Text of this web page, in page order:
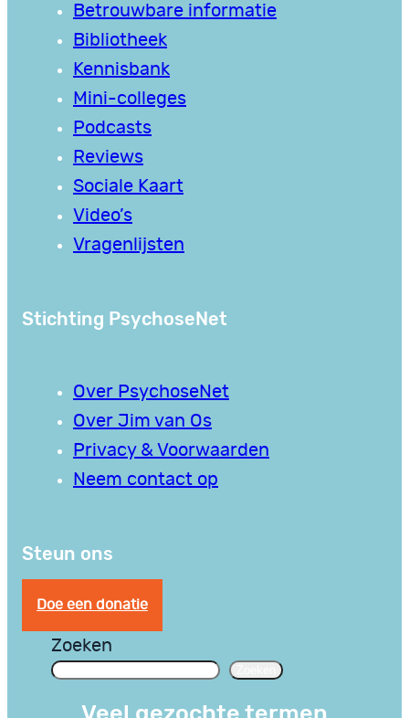
Betrouwbare informatie
Bibliotheek
Kennisbank
Mini-colleges
Podcasts
Reviews
Sociale Kaart
Video’s
Vragenlijsten
Stichting PsychoseNet
Over PsychoseNet
Over Jim van Os
Privacy & Voorwaarden
Neem contact op
Steun ons
Doe een donatie
Zoeken